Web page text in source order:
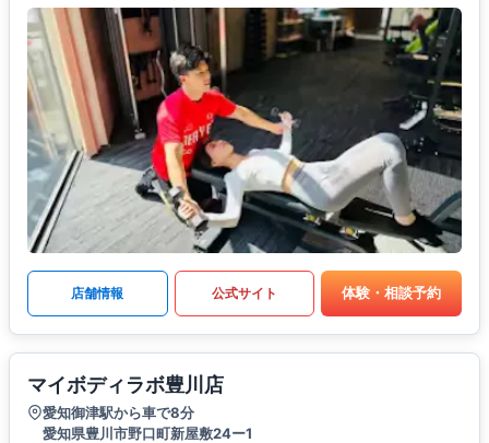
店舗情報 公式サイト 体験・相談予約
マイボディラボ豊川店
愛知御津駅から車で8分
愛知県豊川市野口町新屋敷24ー1